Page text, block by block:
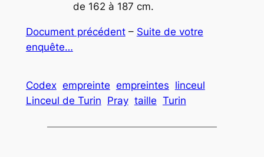
de 162 à 187 cm.
Document précédent– Suite de votre
enquête…
Codex empreinte empreintes linceul
Linceul de Turin Pray taille Turin